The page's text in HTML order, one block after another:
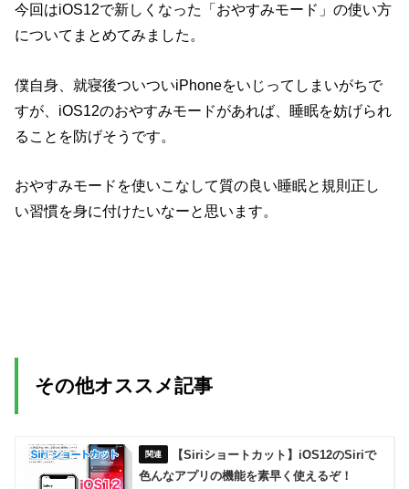
今回はiOS12で新しくなった「おやすみモード」の使い方
についてまとめてみました。
僕自身、就寝後ついついiPhoneをいじってしまいがちで
すが、iOS12のおやすみモードがあれば、睡眠を妨げられ
ることを防げそうです。
おやすみモードを使いこなして質の良い睡眠と規則正し
い習慣を身に付けたいなーと思います。
その他オススメ記事
【Siriショートカット】iOS12のSiriで
色んなアプリの機能を素早く使えるぞ！